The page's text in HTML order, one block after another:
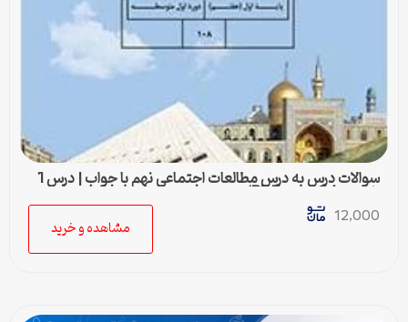
سوالات درس به درس مطالعات اجتماعی نهم با جواب | درس 1
تا درس 24 (ورد و PDF)
12,000
مشاهده و خرید